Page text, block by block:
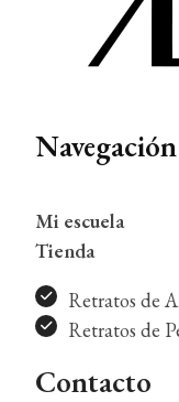
Navegación
Mi escuela
Tienda
Retratos de
Retratos de
Contacto